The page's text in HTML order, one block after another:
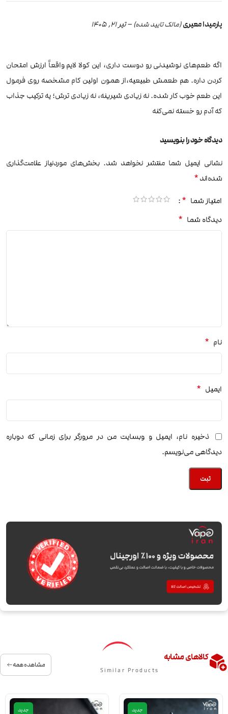
پارمیدا معیری(مالک تایید شده) –تیر 21, 1405
اگه طعم‌های نوشیدنی رو دوست داری، این کولا لایم واقعاً ارزش امتحان
کردن داره. هم طعمش طبیعیه،از همون اولین کام مشخصه روی فرمول
این طعم خوب کار شده. نه زیادی شیرینه، نه زیادی ترش؛ یه ترکیب جذاب
که آدم رو خسته نمی‌کنه
دیدگاه خود را بنویسید
نشانی ایمیل شما منتشر نخواهد شد. بخش‌های موردنیاز علامت‌گذاری
شده‌اند*
امتیاز شما *
دیدگاه شما *
نام *
ایمیل *
ذخیره نام، ایمیل و وبسایت من در مرورگر برای زمانی که دوباره
دیدگاهی می‌نویسم.
کالاهای مشابه
Similar Products
مشاهده همه
جدید جدید